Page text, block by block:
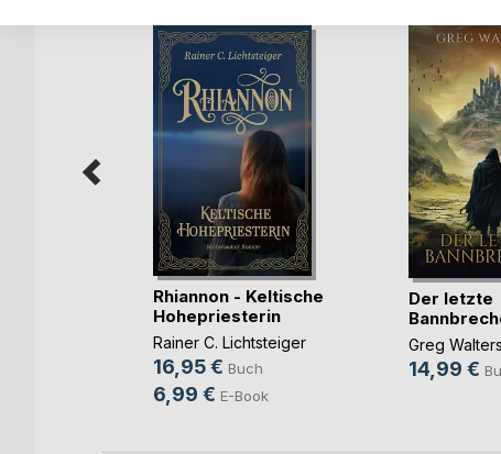
Rhiannon - Keltische
Hohepriesterin
Rainer C. Lichtsteiger
16,95 € Buch
6,99 € E-Book
Der letzte
Greg Walters
14,99 €